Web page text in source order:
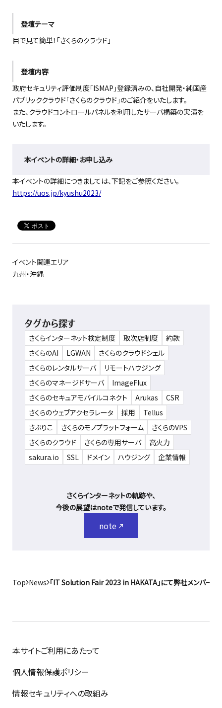
登壇テーマ
目で見て簡単！「さくらのクラウド」
登壇内容
政府セキュリティ評価制度「ISMAP」登録済みの、自社開発・純国産
パブリッククラウド「さくらのクラウド」のご紹介をいたします。
また、クラウドコントロールパネルを利用したサーバ構築の実演を
いたします。
本イベントの詳細・お申し込み
本イベントの詳細につきましては、下記をご参照ください。
https://uos.jp/kyushu2023/
イベント関連エリア
九州・沖縄
タグから探す
さくらインターネット検定制度 取次店制度
約款
さくらのAI
LGWAN
さくらのクラウドシェル
さくらのレンタルサーバ
リモートハウジング
さくらのマネージドサーバ
ImageFlux
さくらのセキュアモバイルコネクト
Arukas
CSR
さくらのウェブアクセラレータ
採用
Tellus
さぶりこ
さくらのモノプラットフォーム
さくらのVPS
さくらのクラウド
さくらの専用サーバ
高火力
sakura.io
SSL ドメイン ハウジング 企業情報
さくらインターネットの軌跡や、
今後の展望はnoteで発信しています。
note
Top News 「IT Solution Fair 2023 in HAKATA」にて弊社メンバーが
本サイトご利用にあたって
個人情報保護ポリシー
情報セキュリティへの取組み